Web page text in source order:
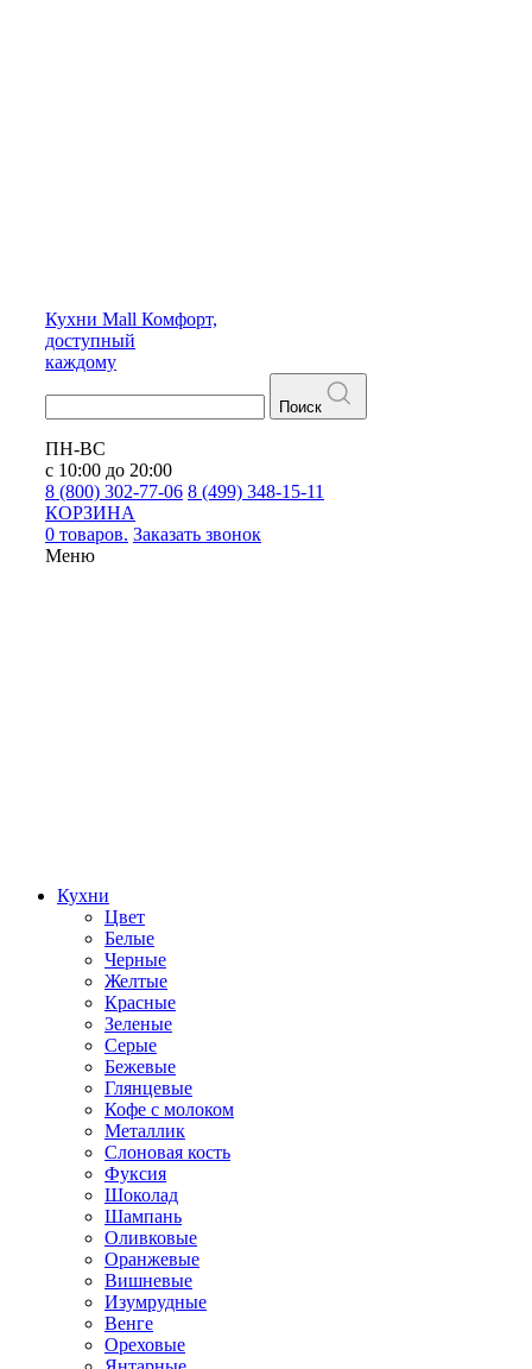
Кухни Mall Комфорт,
доступный
каждому
Поиск
ПН-ВС
с 10:00 до 20:00
8 (800) 302-77-06 8 (499) 348-15-11
КОРЗИНА
0 товаров. Заказать звонок
Меню
Кухни
Цвет
Белые
Черные
Желтые
Красные
Зеленые
Серые
Бежевые
Глянцевые
Кофе с молоком
Металлик
Слоновая кость
Фуксия
Шоколад
Шампань
Оливковые
Оранжевые
Вишневые
Изумрудные
Венге
Ореховые